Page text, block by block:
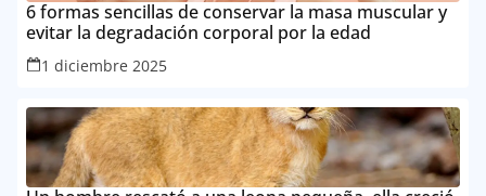
6 formas sencillas de conservar la masa muscular y
evitar la degradación corporal por la edad
1 diciembre 2025